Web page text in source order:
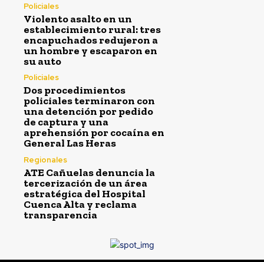
Policiales
Violento asalto en un
establecimiento rural: tres
encapuchados redujeron a
un hombre y escaparon en
su auto
Policiales
Dos procedimientos
policiales terminaron con
una detención por pedido
de captura y una
aprehensión por cocaína en
General Las Heras
Regionales
ATE Cañuelas denuncia la
tercerización de un área
estratégica del Hospital
Cuenca Alta y reclama
transparencia